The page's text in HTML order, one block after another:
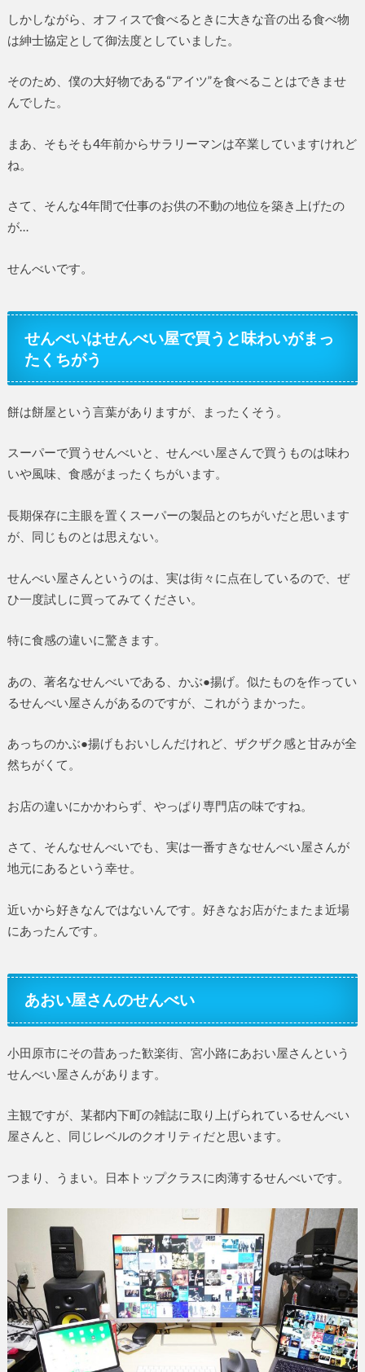
しかしながら、オフィスで食べるときに大きな音の出る食べ物
は紳士協定として御法度としていました。
そのため、僕の大好物である“アイツ”を食べることはできませ
んでした。
まあ、そもそも4年前からサラリーマンは卒業していますけれど
ね。
さて、そんな4年間で仕事のお供の不動の地位を築き上げたの
が…
せんべいです。
せんべいはせんべい屋で買うと味わいがまっ
たくちがう
餅は餅屋という言葉がありますが、まったくそう。
スーパーで買うせんべいと、せんべい屋さんで買うものは味わ
いや風味、食感がまったくちがいます。
長期保存に主眼を置くスーパーの製品とのちがいだと思います
が、同じものとは思えない。
せんべい屋さんというのは、実は街々に点在しているので、ぜ
ひ一度試しに買ってみてください。
特に食感の違いに驚きます。
あの、著名なせんべいである、かぶ●揚げ。似たものを作ってい
るせんべい屋さんがあるのですが、これがうまかった。
あっちのかぶ●揚げもおいしんだけれど、ザクザク感と甘みが全
然ちがくて。
お店の違いにかかわらず、やっぱり専門店の味ですね。
さて、そんなせんべいでも、実は一番すきなせんべい屋さんが
地元にあるという幸せ。
近いから好きなんではないんです。好きなお店がたまたま近場
にあったんです。
あおい屋さんのせんべい
小田原市にその昔あった歓楽街、宮小路にあおい屋さんという
せんべい屋さんがあります。
主観ですが、某都内下町の雑誌に取り上げられているせんべい
屋さんと、同じレベルのクオリティだと思います。
つまり、うまい。日本トップクラスに肉薄するせんべいです。